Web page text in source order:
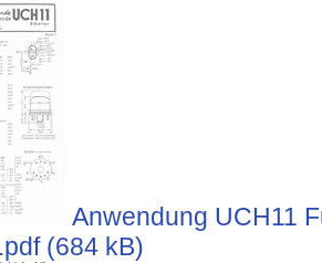
Anwendung UCH11
(684 kB)